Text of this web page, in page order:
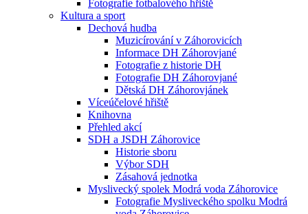
Fotografie fotbalového hřiště
Kultura a sport
Dechová hudba
Muzicírování v Záhorovicích
Informace DH Záhorovjané
Fotografie z historie DH
Fotografie DH Záhorovjané
Dětská DH Záhorovjánek
Víceúčelové hřiště
Knihovna
Přehled akcí
SDH a JSDH Záhorovice
Historie sboru
Výbor SDH
Zásahová jednotka
Myslivecký spolek Modrá voda Záhorovice
Fotografie Mysliveckého spolku Modrá